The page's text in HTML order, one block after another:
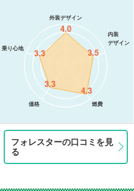
フォレスターの口コミを見
る